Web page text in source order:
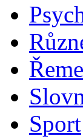
Sport